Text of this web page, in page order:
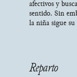
afectivos y
sentido. Sin
la niña sigue
Reparto